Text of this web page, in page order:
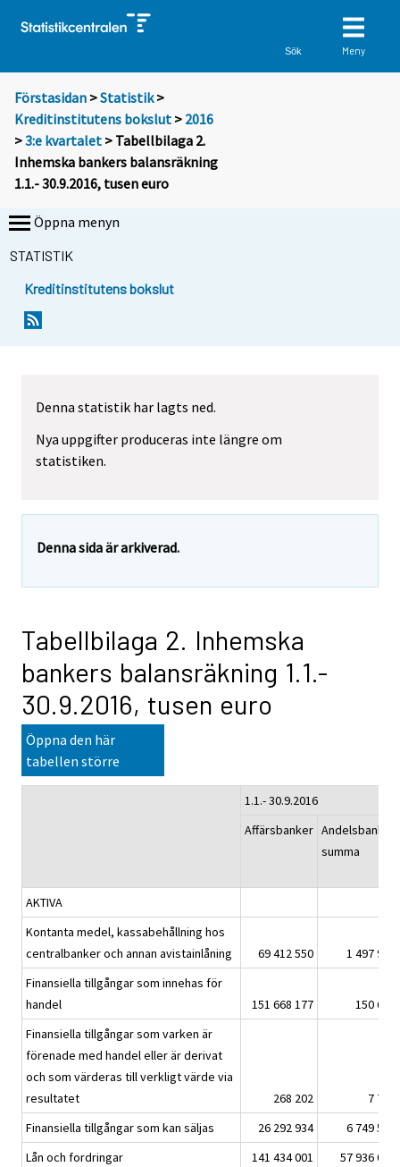
Sök Meny
Förstasidan >Statistik >
Kreditinstitutens bokslut > 2016
>3:e kvartalet > Tabellbilaga 2.
Inhemska bankers balansräkning
1.1.- 30.9.2016, tusen euro
Öppna menyn
STATISTIK
Kreditinstitutens bokslut
Denna statistik har lagts ned.
Nya uppgifter produceras inte längre om
statistiken.
Denna sida är arkiverad.
Tabellbilaga 2. Inhemska
bankers balansräkning 1.1.-
30.9.2016, tusen euro
Öppna den här
tabellen större
1.1.- 30.9.2016
Affärsbanker Andelsbanker
summa
AKTIVA
Kontanta medel, kassabehållning hos
centralbanker och annan avistainlåning
69 412 550
1 497 959
Finansiella tillgångar som innehas för
handel
151 668 177
150 679
Finansiella tillgångar som varken är
förenade med handel eller är derivat
och som värderas till verkligt värde via
resultatet
268 202
7 777
Finansiella tillgångar som kan säljas
26 292 934
6 749 568
Lån och fordringar
141 434 001
57 936 029